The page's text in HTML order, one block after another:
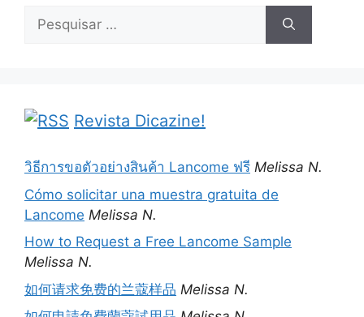
Pesquisar
Revista Dicazine!
วิธีการขอตัวอย่างสินค้า Lancome ฟรี Melissa N.
Cómo solicitar una muestra gratuita de
Lancome Melissa N.
How to Request a Free Lancome Sample
Melissa N.
如何请求免费的兰蔻样品 Melissa N.